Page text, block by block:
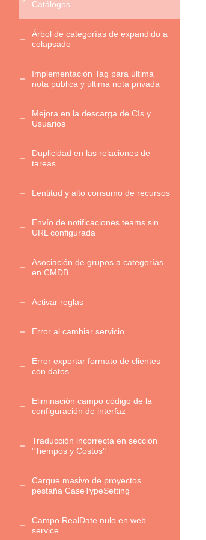
Catálogos
Árbol de categorías de expandido a
colapsado
Implementación Tag para última
nota pública y última nota privada
Mejora en la descarga de CIs y
Usuarios
Duplicidad en las relaciones de
tareas
Lentitud y alto consumo de recursos
Envío de notificaciones teams sin
URL configurada
Asociación de grupos a categorías
en CMDB
Activar reglas
Error al cambiar servicio
Error exportar formato de clientes
con datos
Eliminación campo código de la
configuración de interfaz
Traducción incorrecta en sección
"Tiempos y Costos"
Cargue masivo de proyectos
pestaña CaseTypeSetting
Campo RealDate nulo en web
service